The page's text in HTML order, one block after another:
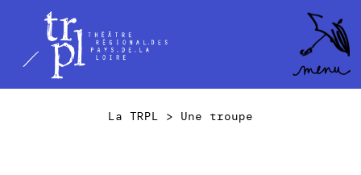
TRPL -
Théâtre
Régional
des Pays
Accéder
au
menu
La TRPL > Une troupe